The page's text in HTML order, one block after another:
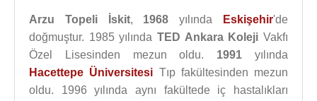
Arzu Topeli İskit, 1968 yılında Eskişehir'de
doğmuştur. 1985 yılında TED Ankara Koleji Vakfı
Özel Lisesinden mezun oldu. 1991 yılında
Hacettepe Üniversitesi Tıp fakültesinden mezun
oldu. 1996 yılında aynı fakültede iç hastalıkları